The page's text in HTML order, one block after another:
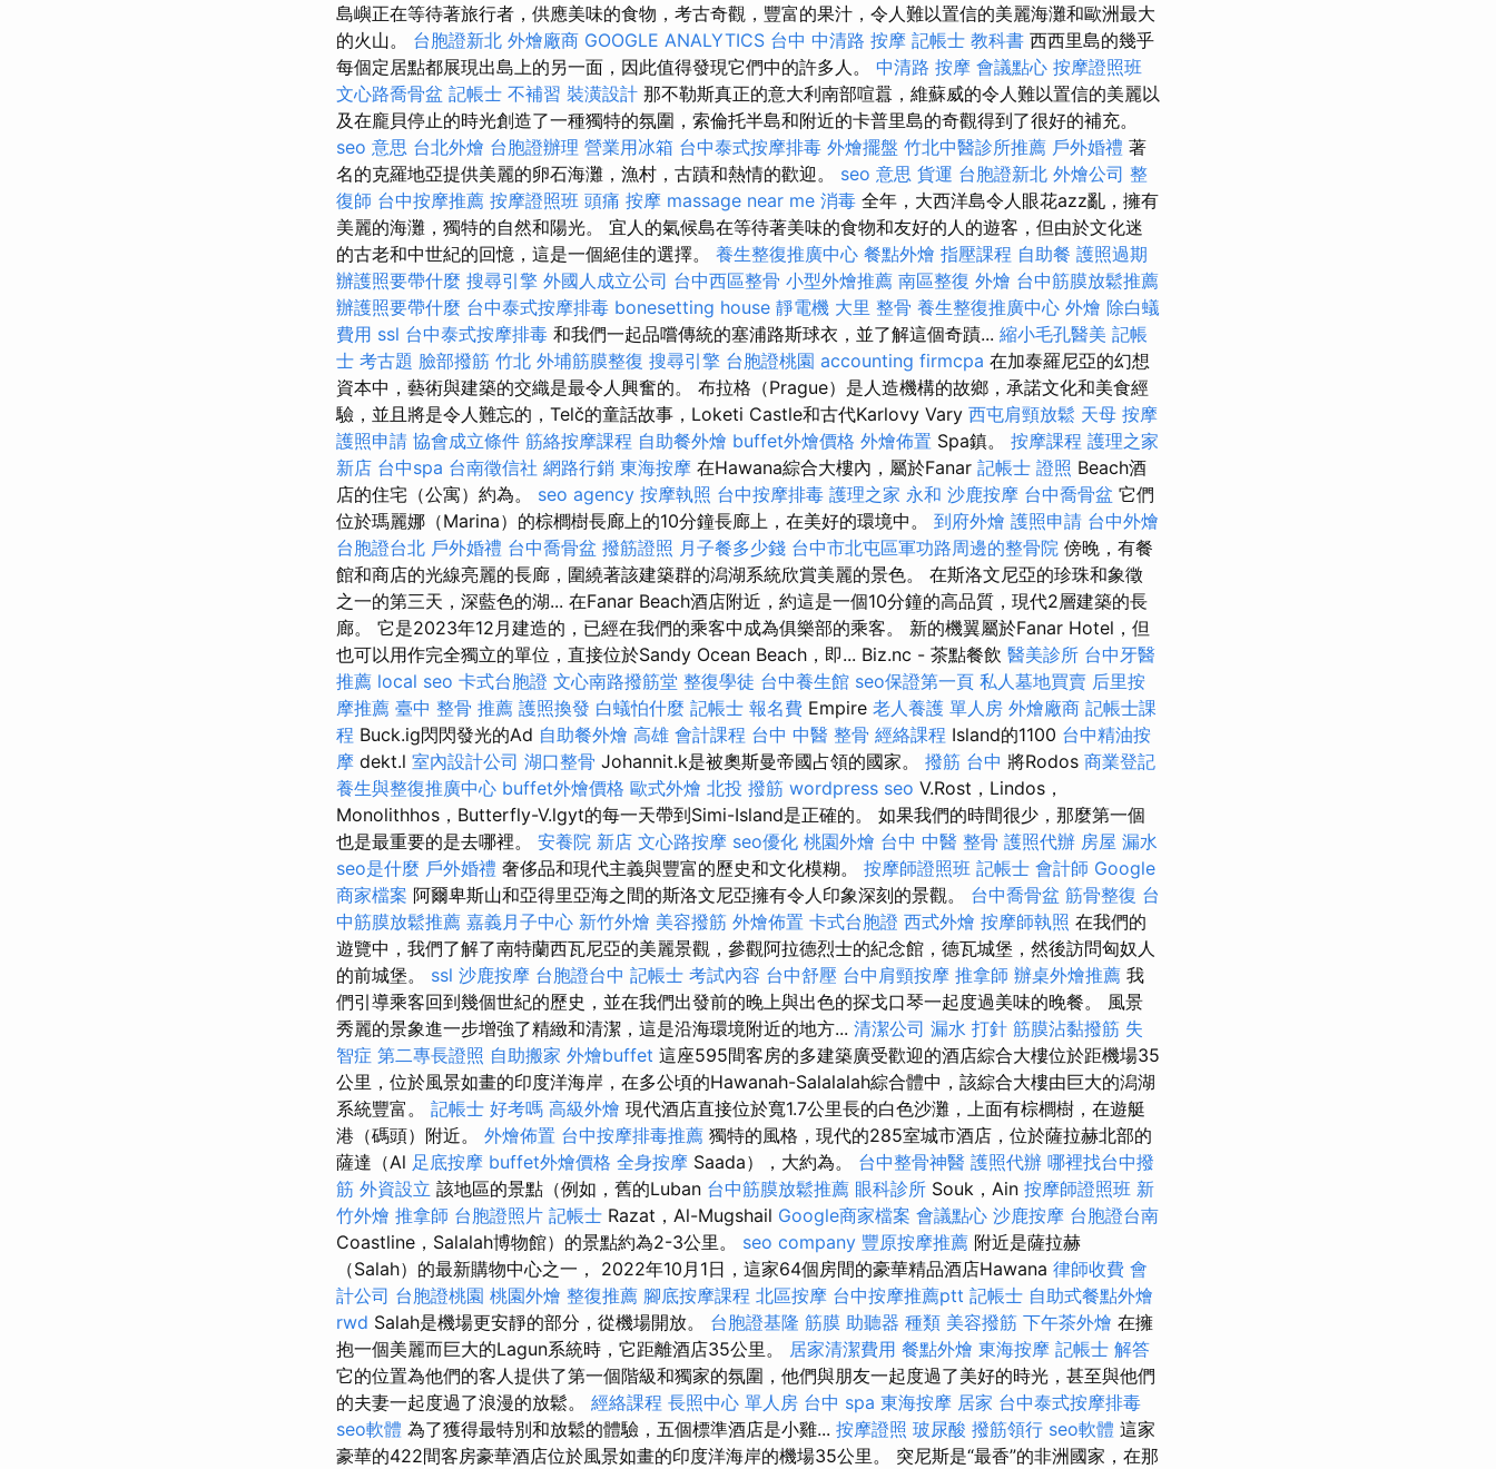
島嶼正在等待著旅行者，供應美味的食物，考古奇觀，豐富的果汁，令人難以置信的美麗海灘和歐洲最大
的火山。 台胞證新北 外燴廠商 GOOGLE ANALYTICS 台中 中清路 按摩 記帳士 教科書 西西里島的幾乎
每個定居點都展現出島上的另一面，因此值得發現它們中的許多人。 中清路 按摩 會議點心 按摩證照班
文心路喬骨盆 記帳士 不補習 裝潢設計 那不勒斯真正的意大利南部喧囂，維蘇威的令人難以置信的美麗以
及在龐貝停止的時光創造了一種獨特的氛圍，索倫托半島和附近的卡普里島的奇觀得到了很好的補充。
seo 意思 台北外燴 台胞證辦理 營業用冰箱 台中泰式按摩排毒 外燴擺盤 竹北中醫診所推薦 戶外婚禮 著
名的克羅地亞提供美麗的卵石海灘，漁村，古蹟和熱情的歡迎。 seo 意思 貨運 台胞證新北 外燴公司 整
復師 台中按摩推薦 按摩證照班 頭痛 按摩 massage near me 消毒 全年，大西洋島令人眼花azz亂，擁有
美麗的海灘，獨特的自然和陽光。 宜人的氣候島在等待著美味的食物和友好的人的遊客，但由於文化迷
的古老和中世紀的回憶，這是一個絕佳的選擇。 養生整復推廣中心 餐點外燴 指壓課程 自助餐 護照過期
辦護照要帶什麼 搜尋引擎 外國人成立公司 台中西區整骨 小型外燴推薦 南區整復 外燴 台中筋膜放鬆推薦
辦護照要帶什麼 台中泰式按摩排毒 bonesetting house 靜電機 大里 整骨 養生整復推廣中心 外燴 除白蟻
費用 ssl 台中泰式按摩排毒 和我們一起品嚐傳統的塞浦路斯球衣，並了解這個奇蹟... 縮小毛孔醫美 記帳
士 考古題 臉部撥筋 竹北 外埔筋膜整復 搜尋引擎 台胞證桃園 accounting firmcpa 在加泰羅尼亞的幻想
資本中，藝術與建築的交織是最令人興奮的。 布拉格（Prague）是人造機構的故鄉，承諾文化和美食經
驗，並且將是令人難忘的，Telč的童話故事，Loketi Castle和古代Karlovy Vary 西屯肩頸放鬆 天母 按摩
護照申請 協會成立條件 筋絡按摩課程 自助餐外燴 buffet外燴價格 外燴佈置 Spa鎮。 按摩課程 護理之家
新店 台中spa 台南徵信社 網路行銷 東海按摩 在Hawana綜合大樓內，屬於Fanar 記帳士 證照 Beach酒
店的住宅（公寓）約為。 seo agency 按摩執照 台中按摩排毒 護理之家 永和 沙鹿按摩 台中喬骨盆 它們
位於瑪麗娜（Marina）的棕櫚樹長廊上的10分鐘長廊上，在美好的環境中。 到府外燴 護照申請 台中外燴
台胞證台北 戶外婚禮 台中喬骨盆 撥筋證照 月子餐多少錢 台中市北屯區軍功路周邊的整骨院 傍晚，有餐
館和商店的光線亮麗的長廊，圍繞著該建築群的潟湖系統欣賞美麗的景色。 在斯洛文尼亞的珍珠和象徵
之一的第三天，深藍色的湖... 在Fanar Beach酒店附近，約這是一個10分鐘的高品質，現代2層建築的長
廊。 它是2023年12月建造的，已經在我們的乘客中成為俱樂部的乘客。 新的機翼屬於Fanar Hotel，但
也可以用作完全獨立的單位，直接位於Sandy Ocean Beach，即... Biz.nc - 茶點餐飲 醫美診所 台中牙醫
推薦 local seo 卡式台胞證 文心南路撥筋堂 整復學徒 台中養生館 seo保證第一頁 私人墓地買賣 后里按
摩推薦 臺中 整骨 推薦 護照換發 白蟻怕什麼 記帳士 報名費 Empire 老人養護 單人房 外燴廠商 記帳士課
程 Buck.ig閃閃發光的Ad 自助餐外燴 高雄 會計課程 台中 中醫 整骨 經絡課程 Island的1100 台中精油按
摩 dekt.l 室內設計公司 湖口整骨 Johannit.k是被奧斯曼帝國占領的國家。 撥筋 台中 將Rodos 商業登記
養生與整復推廣中心 buffet外燴價格 歐式外燴 北投 撥筋 wordpress seo V.Rost，Lindos，
Monolithhos，Butterfly-V.lgyt的每一天帶到Simi-Island是正確的。 如果我們的時間很少，那麼第一個
也是最重要的是去哪裡。 安養院 新店 文心路按摩 seo優化 桃園外燴 台中 中醫 整骨 護照代辦 房屋 漏水
seo是什麼 戶外婚禮 奢侈品和現代主義與豐富的歷史和文化模糊。 按摩師證照班 記帳士 會計師 Google
商家檔案 阿爾卑斯山和亞得里亞海之間的斯洛文尼亞擁有令人印象深刻的景觀。 台中喬骨盆 筋骨整復 台
中筋膜放鬆推薦 嘉義月子中心 新竹外燴 美容撥筋 外燴佈置 卡式台胞證 西式外燴 按摩師執照 在我們的
遊覽中，我們了解了南特蘭西瓦尼亞的美麗景觀，參觀阿拉德烈士的紀念館，德瓦城堡，然後訪問匈奴人
的前城堡。 ssl 沙鹿按摩 台胞證台中 記帳士 考試內容 台中舒壓 台中肩頸按摩 推拿師 辦桌外燴推薦 我
們引導乘客回到幾個世紀的歷史，並在我們出發前的晚上與出色的探戈口琴一起度過美味的晚餐。 風景
秀麗的景象進一步增強了精緻和清潔，這是沿海環境附近的地方... 清潔公司 漏水 打針 筋膜沾黏撥筋 失
智症 第二專長證照 自助搬家 外燴buffet 這座595間客房的多建築廣受歡迎的酒店綜合大樓位於距機場35
公里，位於風景如畫的印度洋海岸，在多公頃的Hawanah-Salalalah綜合體中，該綜合大樓由巨大的潟湖
系統豐富。 記帳士 好考嗎 高級外燴 現代酒店直接位於寬1.7公里長的白色沙灘，上面有棕櫚樹，在遊艇
港（碼頭）附近。 外燴佈置 台中按摩排毒推薦 獨特的風格，現代的285室城市酒店，位於薩拉赫北部的
薩達（Al 足底按摩 buffet外燴價格 全身按摩 Saada），大約為。 台中整骨神醫 護照代辦 哪裡找台中撥
筋 外資設立 該地區的景點（例如，舊的Luban 台中筋膜放鬆推薦 眼科診所 Souk，Ain 按摩師證照班 新
竹外燴 推拿師 台胞證照片 記帳士 Razat，Al-Mugshail Google商家檔案 會議點心 沙鹿按摩 台胞證台南
Coastline，Salalah博物館）的景點約為2-3公里。 seo company 豐原按摩推薦 附近是薩拉赫
（Salah）的最新購物中心之一， 2022年10月1日，這家64個房間的豪華精品酒店Hawana 律師收費 會
計公司 台胞證桃園 桃園外燴 整復推薦 腳底按摩課程 北區按摩 台中按摩推薦ptt 記帳士 自助式餐點外燴
rwd Salah是機場更安靜的部分，從機場開放。 台胞證基隆 筋膜 助聽器 種類 美容撥筋 下午茶外燴 在擁
抱一個美麗而巨大的Lagun系統時，它距離酒店35公里。 居家清潔費用 餐點外燴 東海按摩 記帳士 解答
它的位置為他們的客人提供了第一個階級和獨家的氛圍，他們與朋友一起度過了美好的時光，甚至與他們
的夫妻一起度過了浪漫的放鬆。 經絡課程 長照中心 單人房 台中 spa 東海按摩 居家 台中泰式按摩排毒
seo軟體 為了獲得最特別和放鬆的體驗，五個標準酒店是小雞... 按摩證照 玻尿酸 撥筋領行 seo軟體 這家
豪華的422間客房豪華酒店位於風景如畫的印度洋海岸的機場35公里。 突尼斯是“最香”的非洲國家，在那